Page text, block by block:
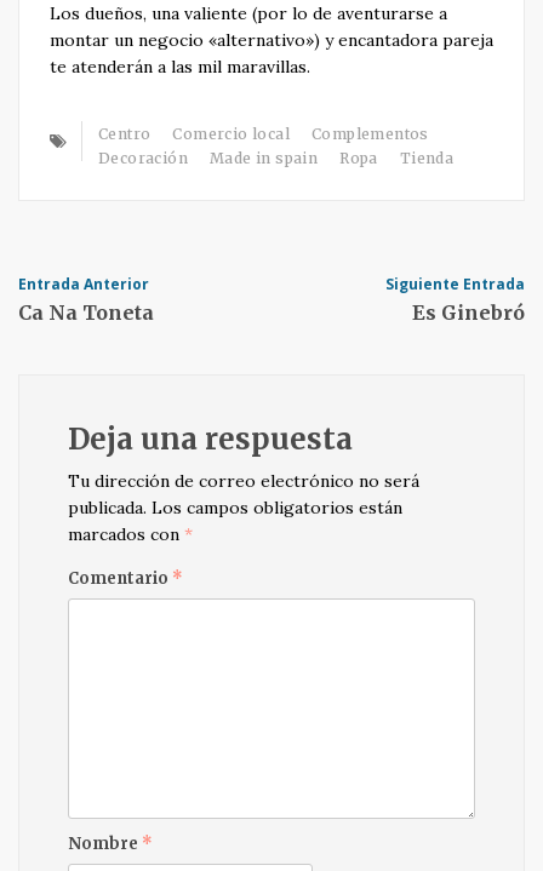
Los dueños, una valiente (por lo de aventurarse a
montar un negocio «alternativo») y encantadora pareja
te atenderán a las mil maravillas.
Centro Comercio local
Complementos
Decoración
Made in spain Ropa Tienda
Post
Entrada Anterior
Ca Na Toneta
Siguiente Entrada
Es Ginebró
Deja una respuesta
Tu dirección de correo electrónico no será
publicada. Los campos obligatorios están
marcados con *
Comentario *
Nombre *